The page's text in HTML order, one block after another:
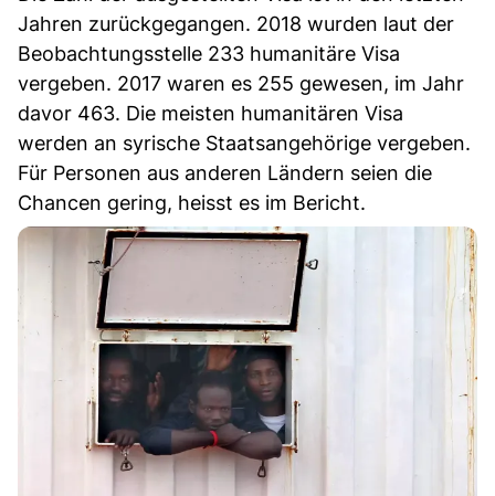
Jahren zurückgegangen. 2018 wurden laut der
Beobachtungsstelle 233 humanitäre Visa
vergeben. 2017 waren es 255 gewesen, im Jahr
davor 463. Die meisten humanitären Visa
werden an syrische Staatsangehörige vergeben.
Für Personen aus anderen Ländern seien die
Chancen gering, heisst es im Bericht.